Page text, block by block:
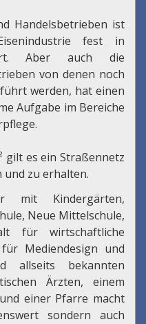
Handelsbetrieben ist
fest in
Aber auch die
von denen noch
werden, hat einen
Aufgabe im Bereiche
gilt es ein Straßennetz
und zu erhalten.
mit Kindergärten,
Neue Mittelschule,
für wirtschaftliche
Mediendesign und
allseits bekannten
Ärzten, einem
einer Pfarre macht
sondern auch